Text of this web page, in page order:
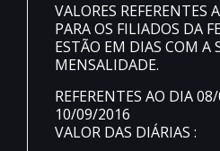
VALORES REFERENTES
PARA OS FILIADOS DA
ESTÃO EM DIAS COM A
MENSALIDADE.
REFERENTES AO DIA
10/09/2016
VALOR DAS DIÁRIAS :